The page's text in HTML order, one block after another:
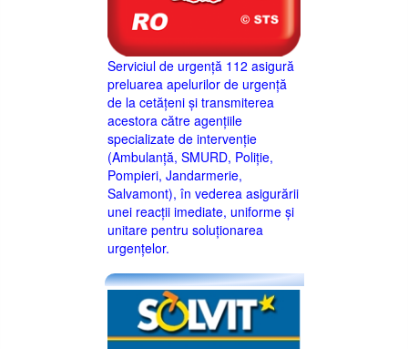
Serviciul de urgență 112 asigură
preluarea apelurilor de urgență
de la cetățeni și transmiterea
acestora către agențiile
specializate de intervenție
(Ambulanță, SMURD, Poliție,
Pompieri, Jandarmerie,
Salvamont), în vederea asigurării
unei reacții imediate, uniforme și
unitare pentru soluționarea
urgențelor.